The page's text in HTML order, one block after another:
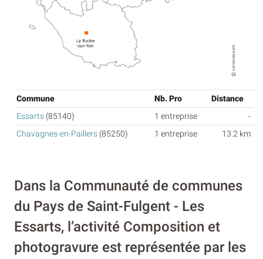
Commune Nb. Pro
Distance
Essarts (85140) 1 entreprise
-
Chavagnes-en-Paillers (85250) 1 entreprise 13.2 km
Dans la Communauté de communes
du Pays de Saint-Fulgent - Les
Essarts, l’activité Composition et
photogravure est représentée par les